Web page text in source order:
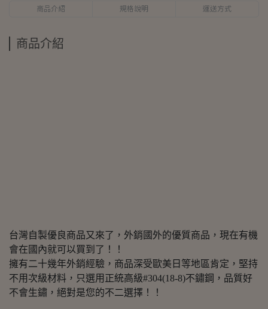
商品介紹 規格說明 運送方式
商品介紹
台灣自製優良商品又來了，外銷國外的優質商品，現在有機
會在國內就可以買到了！！
擁有二十幾年外銷經驗，商品深受歐美日等地區肯定，堅持
不用次級材料，只選用正統高級#304(18-8)不鏽鋼，品質好
不會生鏽，絕對是您的不二選擇！！